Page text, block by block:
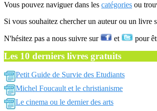
Vous pouvez naviguer dans les catégories ou
Si vous souhaitez chercher un auteur ou un livre
N'hésitez pas a nous suivre sur et pour
Les 10 derniers livres gratuits
Petit Guide de Survie des Etudiants
Michel Foucault et le christianisme
Le cinema ou le dernier des arts